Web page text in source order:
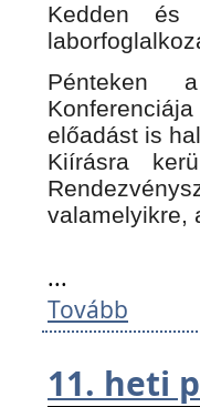
Kedden és
Pénteken
előadást is
Kiírásra
valamelyikre,
...
Tovább
11. heti